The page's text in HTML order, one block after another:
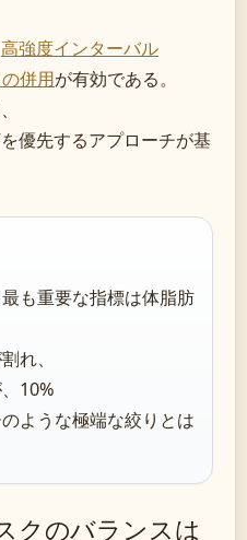
高強度インターバル
併用が有効である。
優先するアプローチが基
も重要な指標は体脂肪
れ、
10%
ような極端な絞りとは
クのバランスは